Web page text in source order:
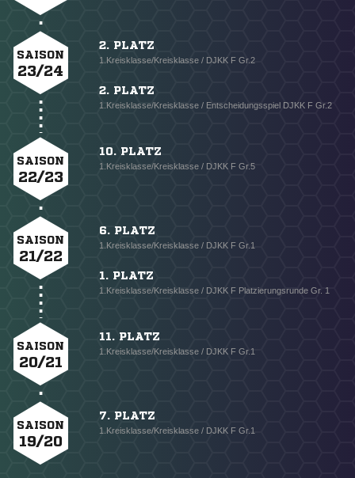
SAISON
23/24
2. PLATZ
1.Kreisklasse/Kreisklasse / DJKK F Gr.2
2. PLATZ
1.Kreisklasse/Kreisklasse / Entscheidungsspiel DJKK F Gr.2
SAISON
22/23
10. PLATZ
1.Kreisklasse/Kreisklasse / DJKK F Gr.5
SAISON
21/22
6. PLATZ
1.Kreisklasse/Kreisklasse / DJKK F Gr.1
1. PLATZ
1.Kreisklasse/Kreisklasse / DJKK F Platzierungsrunde Gr. 1
SAISON
20/21
11. PLATZ
1.Kreisklasse/Kreisklasse / DJKK F Gr.1
SAISON
19/20
7. PLATZ
1.Kreisklasse/Kreisklasse / DJKK F Gr.1